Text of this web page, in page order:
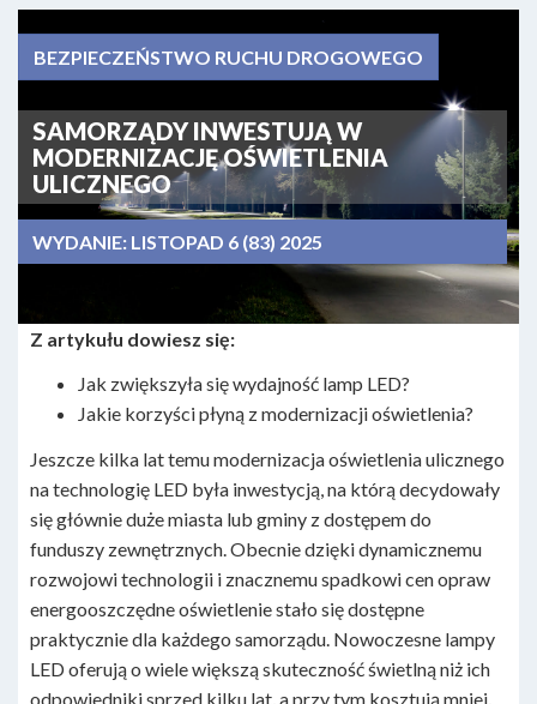
BEZPIECZEŃSTWO RUCHU DROGOWEGO
SAMORZĄDY INWESTUJĄ W
MODERNIZACJĘ OŚWIETLENIA
ULICZNEGO
WYDANIE: LISTOPAD 6 (83) 2025
Z artykułu dowiesz się:
Jak zwiększyła się wydajność lamp LED?
Jakie korzyści płyną z modernizacji oświetlenia?
Jeszcze kilka lat temu modernizacja oświetlenia ulicznego
na technologię LED była inwestycją, na którą decydowały
się głównie duże miasta lub gminy z dostępem do
funduszy zewnętrznych. Obecnie dzięki dynamicznemu
rozwojowi technologii i znacznemu spadkowi cen opraw
energooszczędne oświetlenie stało się dostępne
praktycznie dla każdego samorządu. Nowoczesne lampy
LED oferują o wiele większą skuteczność świetlną niż ich
odpowiedniki sprzed kilku lat, a przy tym kosztują mniej.